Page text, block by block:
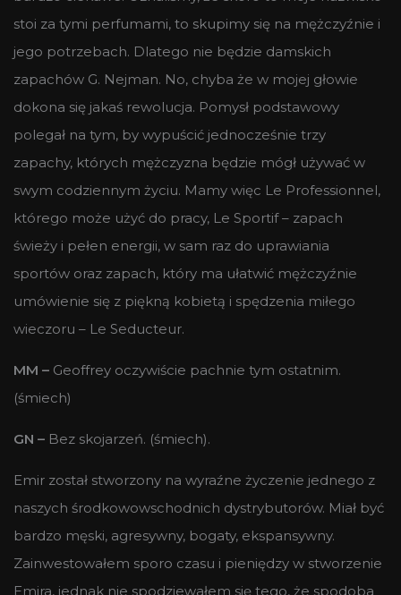
stoi za tymi perfumami, to skupimy się na mężczyźnie i
jego potrzebach. Dlatego nie będzie damskich
zapachów G. Nejman. No, chyba że w mojej głowie
dokona się jakaś rewolucja. Pomysł podstawowy
polegał na tym, by wypuścić jednocześnie trzy
zapachy, których mężczyzna będzie mógł używać w
swym codziennym życiu. Mamy więc Le Professionnel,
którego może użyć do pracy, Le Sportif – zapach
świeży i pełen energii, w sam raz do uprawiania
sportów oraz zapach, który ma ułatwić mężczyźnie
umówienie się z piękną kobietą i spędzenia miłego
wieczoru – Le Seducteur.
MM – Geoffrey oczywiście pachnie tym ostatnim.
(śmiech)
GN – Bez skojarzeń. (śmiech).
Emir został stworzony na wyraźne życzenie jednego z
naszych środkowowschodnich dystrybutorów. Miał być
bardzo męski, agresywny, bogaty, ekspansywny.
Zainwestowałem sporo czasu i pieniędzy w stworzenie
Emira, jednak nie spodziewałem się tego, że spodoba